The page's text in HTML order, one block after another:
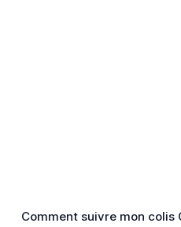
Comment suivre mon colis